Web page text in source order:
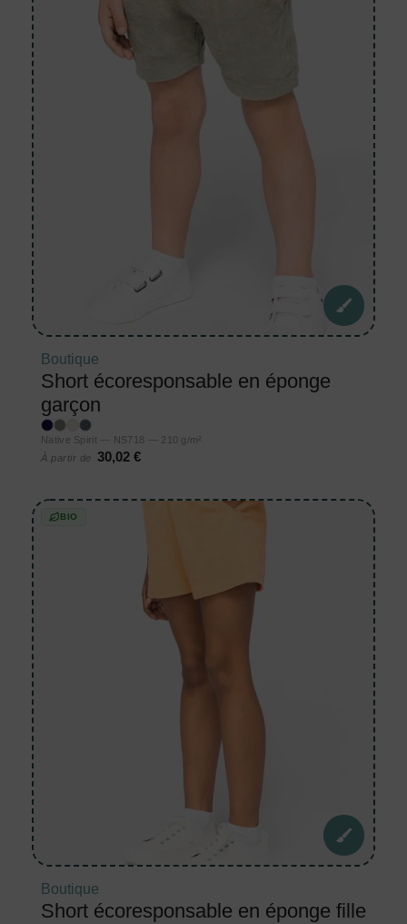
Boutique
Short écoresponsable en éponge
garçon
Native Spirit — NS718 — 210 g/m²
À partir de
30,02 €
BIO
Boutique
Short écoresponsable en éponge fille